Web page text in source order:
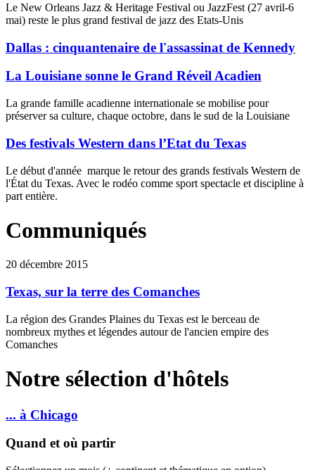
Le New Orleans Jazz & Heritage Festival ou JazzFest (27 avril-6
mai) reste le plus grand festival de jazz des Etats-Unis
Dallas : cinquantenaire de l'assassinat de Kennedy
La Louisiane sonne le Grand Réveil Acadien
La grande famille acadienne internationale se mobilise pour
préserver sa culture, chaque octobre, dans le sud de la Louisiane
Des festivals Western dans l’Etat du Texas
Le début d'année marque le retour des grands festivals Western de
l'État du Texas. Avec le rodéo comme sport spectacle et discipline à
part entière.
Communiqués
20 décembre 2015
Texas, sur la terre des Comanches
La région des Grandes Plaines du Texas est le berceau de
nombreux mythes et légendes autour de l'ancien empire des
Comanches
Notre sélection d'hôtels
... à Chicago
Quand et où partir